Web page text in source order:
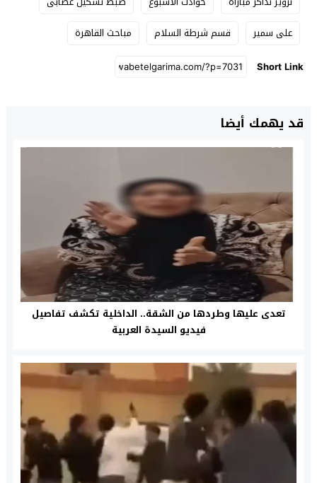
على سمير
قسم شرطة السلام
مباحث القاهرة
Short Link
قد يهمك أيضا
تعدى عليها وطردها من الشقة.. الداخلية تكشف تفاصيل
فيديو السيدة العربية